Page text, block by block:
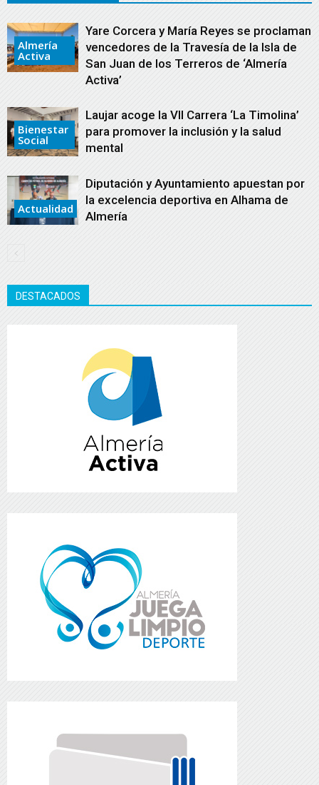
Almería
Activa
Yare Corcera y María Reyes se proclaman
vencedores de la Travesía de la Isla de
San Juan de los Terreros de ‘Almería
Activa’
Bienestar
Social
Laujar acoge la VII Carrera ‘La Timolina’
para promover la inclusión y la salud
mental
Actualidad
Diputación y Ayuntamiento apuestan por
la excelencia deportiva en Alhama de
Almería
DESTACADOS